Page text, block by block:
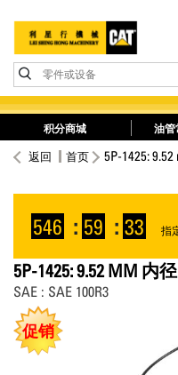
零件或设备
积分商城 油管
返回 首页 5P-1425:
546 : 59 : 33 指
5P-1425: 9.52 MM 内
SAE : SAE 100R3
促销